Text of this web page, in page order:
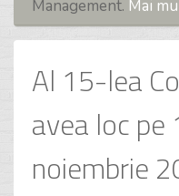
Management. Mai
Al 15-lea
avea loc
noiembrie